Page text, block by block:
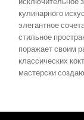
кулинарного
элегантное
стильное
поражает своим
классических
мастерски